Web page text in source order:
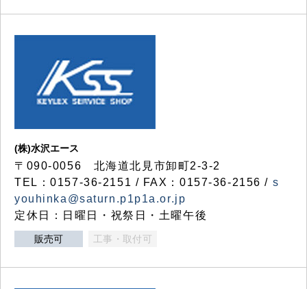
(株)水沢エース
〒090-0056 北海道北見市卸町2-3-2
TEL：0157-36-2151 / FAX：0157-36-2156 / s
youhinka@saturn.p1p1a.or.jp
定休日：日曜日・祝祭日・土曜午後
販売可 工事・取付可